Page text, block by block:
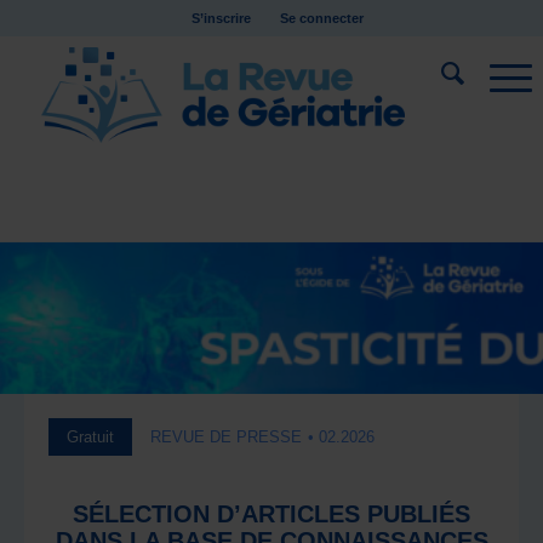
S’inscrire Se connecter
Gratuit REVUE DE PRESSE • 02.2026
SÉLECTION D’ARTICLES PUBLIÉS